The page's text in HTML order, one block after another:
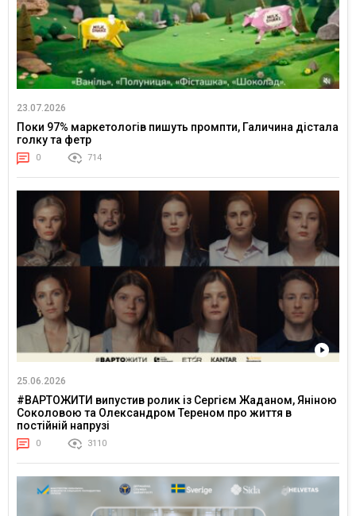
23.07.2026
Поки 97% маркетологів пишуть промпти, Галичина дістала
голку та фетр
0 714
25.06.2026
#ВАРТОЖИТИ випустив ролик із Сергієм Жаданом, Яніною
Соколовою та Олександром Тереном про життя в
постійній напрузі
0 3110